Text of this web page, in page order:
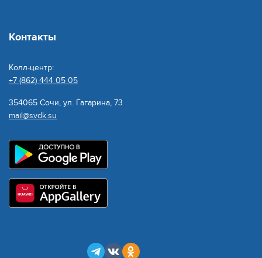
Контакты
Колл-центр:
+7 (862) 444 05 05
354065 Сочи, ул. Гагарина, 73
mail@svdk.su